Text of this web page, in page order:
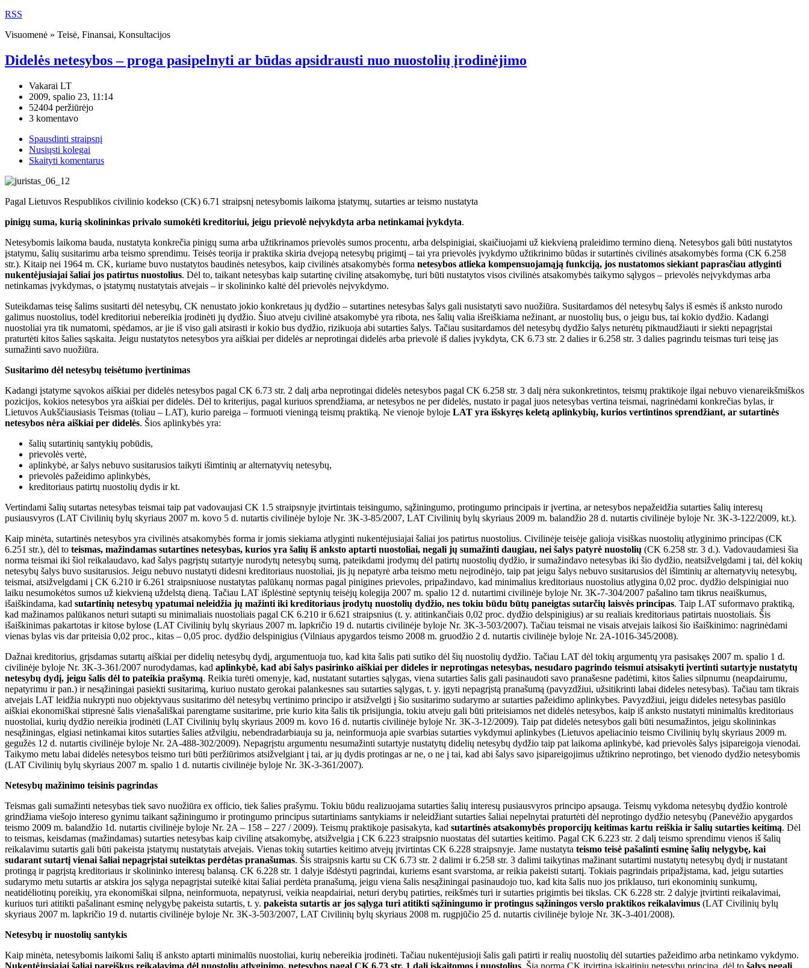
RSS
Visuomenė » Teisė, Finansai, Konsultacijos
Didelės netesybos – proga pasipelnyti ar būdas apsidrausti nuo nuostolių įrodinėjimo
Vakarai LT
2009, spalio 23, 11:14
52404 peržiūrėjo
3 komentavo
Spausdinti straipsnį
Nusiųsti kolegai
Skaityti komentarus
Pagal Lietuvos Respublikos civilinio kodekso (CK) 6.71 straipsnį netesybomis laikoma įstatymų, sutarties ar teismo nustatyta
pinigų suma, kurią skolininkas privalo sumokėti kreditoriui, jeigu prievolė neįvykdyta arba netinkamai įvykdyta.
Netesybomis laikoma bauda, nustatyta konkrečia pinigų suma arba užtikrinamos prievolės sumos procentu, arba delspinigiai, skaičiuojami už kiekvieną praleidimo termino dieną. Netesybos gali būti nustatytos
įstatymu, šalių susitarimu arba teismo sprendimu. Teisės teorija ir praktika skiria dvejopą netesybų prigimtį – tai yra prievolės įvykdymo užtikrinimo būdas ir sutartinės civilinės atsakomybės forma (CK 6.258
str.). Kitaip nei 1964 m. CK, kuriame buvo nustatytos baudinės netesybos, kaip civilinės atsakomybės forma netesybos atlieka kompensuojamąją funkciją, jos nustatomos siekiant paprasčiau atlyginti
nukentėjusiajai šaliai jos patirtus nuostolius. Dėl to, taikant netesybas kaip sutartinę civilinę atsakomybę, turi būti nustatytos visos civilinės atsakomybės taikymo sąlygos – prievolės neįvykdymas arba
netinkamas įvykdymas, o įstatymų nustatytais atvejais – ir skolininko kaltė dėl prievolės neįvykdymo.
Suteikdamas teisę šalims susitarti dėl netesybų, CK nenustato jokio konkretaus jų dydžio – sutartines netesybas šalys gali nusistatyti savo nuožiūra. Susitardamos dėl netesybų šalys iš esmės iš anksto nurodo
galimus nuostolius, todėl kreditoriui nebereikia įrodinėti jų dydžio. Šiuo atveju civilinė atsakomybė yra ribota, nes šalių valia išreiškiama nežinant, ar nuostolių bus, o jeigu bus, tai kokio dydžio. Kadangi
nuostoliai yra tik numatomi, spėdamos, ar jie iš viso gali atsirasti ir kokio bus dydžio, rizikuoja abi sutarties šalys. Tačiau susitardamos dėl netesybų dydžio šalys neturėtų piktnaudžiauti ir siekti nepagrįstai
praturtėti kitos šalies sąskaita. Jeigu nustatytos netesybos yra aiškiai per didelės ar neprotingai didelės arba prievolė iš dalies įvykdyta, CK 6.73 str. 2 dalies ir 6.258 str. 3 dalies pagrindu teismas turi teisę jas
sumažinti savo nuožiūra.
Susitarimo dėl netesybų teisėtumo įvertinimas
Kadangi įstatyme sąvokos aiškiai per didelės netesybos pagal CK 6.73 str. 2 dalį arba neprotingai didelės netesybos pagal CK 6.258 str. 3 dalį nėra sukonkretintos, teismų praktikoje ilgai nebuvo vienareikšmiškos
pozicijos, kokios netesybos yra aiškiai per didelės. Dėl to kriterijus, pagal kuriuos sprendžiama, ar netesybos ne per didelės, nustato ir pagal juos netesybas vertina teismai, nagrinėdami konkrečias bylas, ir
Lietuvos Aukščiausiasis Teismas (toliau – LAT), kurio pareiga – formuoti vieningą teismų praktiką. Ne vienoje byloje LAT yra išskyręs keletą aplinkybių, kurios vertintinos sprendžiant, ar sutartinės
netesybos nėra aiškiai per didelės. Šios aplinkybės yra:
šalių sutartinių santykių pobūdis,
prievolės vertė,
aplinkybė, ar šalys nebuvo susitarusios taikyti išimtinių ar alternatyvių netesybų,
prievolės pažeidimo aplinkybės,
kreditoriaus patirtų nuostolių dydis ir kt.
Vertindami šalių sutartas netesybas teismai taip pat vadovaujasi CK 1.5 straipsnyje įtvirtintais teisingumo, sąžiningumo, protingumo principais ir įvertina, ar netesybos nepažeidžia sutarties šalių interesų
pusiausvyros (LAT Civilinių bylų skyriaus 2007 m. kovo 5 d. nutartis civilinėje byloje Nr. 3K-3-85/2007, LAT Civilinių bylų skyriaus 2009 m. balandžio 28 d. nutartis civilinėje byloje Nr. 3K-3-122/2009, kt.).
Kaip minėta, sutartinės netesybos yra civilinės atsakomybės forma ir jomis siekiama atlyginti nukentėjusiajai šaliai jos patirtus nuostolius. Civilinėje teisėje galioja visiškas nuostolių atlyginimo principas (CK
6.251 str.), dėl to teismas, mažindamas sutartines netesybas, kurios yra šalių iš anksto aptarti nuostoliai, negali jų sumažinti daugiau, nei šalys patyrė nuostolių (CK 6.258 str. 3 d.). Vadovaudamiesi šia
norma teismai iki šiol reikalaudavo, kad šalys pagrįstų sutartyje nurodytų netesybų sumą, pateikdami įrodymų dėl patirtų nuostolių dydžio, ir sumažindavo netesybas iki šio dydžio, neatsižvelgdami į tai, dėl kokių
netesybų šalys buvo susitarusios. Jeigu nebuvo nustatyti didesni kreditoriaus nuostoliai, jis jų nepatyrė arba teismo metu neįrodinėjo, taip pat jeigu šalys nebuvo susitarusios dėl išimtinių ar alternatyvių netesybų,
teismai, atsižvelgdami į CK 6.210 ir 6.261 straipsniuose nustatytas palūkanų normas pagal pinigines prievoles, pripažindavo, kad minimalius kreditoriaus nuostolius atlygina 0,02 proc. dydžio delspinigiai nuo
laiku nesumokėtos sumos už kiekvieną uždelstą dieną. Tačiau LAT išplėstinė septynių teisėjų kolegija 2007 m. spalio 12 d. nutartimi civilinėje byloje Nr. 3K-7-304/2007 pašalino tam tikrus neaiškumus,
išaiškindama, kad sutartinių netesybų ypatumai neleidžia jų mažinti iki kreditoriaus įrodytų nuostolių dydžio, nes tokiu būdu būtų paneigtas sutarčių laisvės principas. Taip LAT suformavo praktiką,
kad mažinamos palūkanos neturi sutapti su minimaliais nuostoliais pagal CK 6.210 ir 6.621 straipsnius (t. y. atitinkančiais 0,02 proc. dydžio delspinigius) ar su realiais kreditoriaus patirtais nuostoliais. Šis
išaiškinimas pakartotas ir kitose bylose (LAT Civilinių bylų skyriaus 2007 m. lapkričio 19 d. nutartis civilinėje byloje Nr. 3K-3-503/2007). Tačiau teismai ne visais atvejais laikosi šio išaiškinimo: nagrinėdami
vienas bylas vis dar priteisia 0,02 proc., kitas – 0,05 proc. dydžio delspinigius (Vilniaus apygardos teismo 2008 m. gruodžio 2 d. nutartis civilinėje byloje Nr. 2A-1016-345/2008).
Dažnai kreditorius, grįsdamas sutartų aiškiai per didelių netesybų dydį, argumentuoja tuo, kad kita šalis pati sutiko dėl šių nuostolių dydžio. Tačiau LAT dėl tokių argumentų yra pasisakęs 2007 m. spalio 1 d.
civilinėje byloje Nr. 3K-3-361/2007 nurodydamas, kad aplinkybė, kad abi šalys pasirinko aiškiai per dideles ir neprotingas netesybas, nesudaro pagrindo teismui atsisakyti įvertinti sutartyje nustatytų
netesybų dydį, jeigu šalis dėl to pateikia prašymą. Reikia turėti omenyje, kad, nustatant sutarties sąlygas, viena sutarties šalis gali pasinaudoti savo pranašesne padėtimi, kitos šalies silpnumu (neapdairumu,
nepatyrimu ir pan.) ir nesąžiningai pasiekti susitarimą, kuriuo nustato gerokai palankesnes sau sutarties sąlygas, t. y. įgyti nepagrįstą pranašumą (pavyzdžiui, užsitikrinti labai dideles netesybas). Tačiau tam tikrais
atvejais LAT leidžia nukrypti nuo objektyvaus susitarimo dėl netesybų vertinimo principo ir atsižvelgti į šio susitarimo sudarymo ar sutarties pažeidimo aplinkybes. Pavyzdžiui, jeigu dideles netesybas pasiūlo
aiškiai ekonomiškai stipresnė šalis vienašališkai parengtame susitarime, prie kurio kita šalis tik prisijungia, tokiu atveju gali būti priteisiamos net didelės netesybos, kaip iš anksto nustatyti minimalūs kreditoriaus
nuostoliai, kurių dydžio nereikia įrodinėti (LAT Civilinių bylų skyriaus 2009 m. kovo 16 d. nutartis civilinėje byloje Nr. 3K-3-12/2009). Taip pat didelės netesybos gali būti nesumažintos, jeigu skolininkas
nesąžiningas, elgiasi netinkamai kitos sutarties šalies atžvilgiu, nebendradarbiauja su ja, neinformuoja apie svarbias sutarties vykdymui aplinkybes (Lietuvos apeliacinio teismo Civilinių bylų skyriaus 2009 m.
gegužės 12 d. nutartis civilinėje byloje Nr. 2A-488-302/2009). Nepagrįstu argumentu nesumažinti sutartyje nustatytų didelių netesybų dydžio taip pat laikoma aplinkybė, kad prievolės šalys įsipareigoja vienodai.
Taikymo metu labai didelės netesybos teismo turi būti peržiūrimos atsižvelgiant į tai, ar jų dydis protingas ar ne, o ne į tai, kad abi šalys savo įsipareigojimus užtikrino neprotingo, bet vienodo dydžio netesybomis
(LAT Civilinių bylų skyriaus 2007 m. spalio 1 d. nutartis civilinėje byloje Nr. 3K-3-361/2007).
Netesybų mažinimo teisinis pagrindas
Teismas gali sumažinti netesybas tiek savo nuožiūra ex officio, tiek šalies prašymu. Tokiu būdu realizuojama sutarties šalių interesų pusiausvyros principo apsauga. Teismų vykdoma netesybų dydžio kontrolė
grindžiama viešojo intereso gynimu taikant sąžiningumo ir protingumo principus sutartiniams santykiams ir neleidžiant sutarties šaliai nepelnytai praturtėti dėl neprotingo dydžio netesybų (Panevėžio apygardos
teismo 2009 m. balandžio 1d. nutartis civilinėje byloje Nr. 2A – 158 – 227 / 2009). Teismų praktikoje pasisakyta, kad sutartinės atsakomybės proporcijų keitimas kartu reiškia ir šalių sutarties keitimą. Dėl
to teismas, keisdamas (mažindamas) sutarties netesybas kaip civilinę atsakomybę, atsižvelgia į CK 6.223 straipsnio nuostatas dėl sutarties keitimo. Pagal CK 6.223 str. 2 dalį teismo sprendimu vienos iš šalių
reikalavimu sutartis gali būti pakeista įstatymų nustatytais atvejais. Vienas tokių sutarties keitimo atvejų įtvirtintas CK 6.228 straipsnyje. Jame nustatyta teismo teisė pašalinti esminę šalių nelygybę, kai
sudarant sutartį vienai šaliai nepagrįstai suteiktas perdėtas pranašumas. Šis straipsnis kartu su CK 6.73 str. 2 dalimi ir 6.258 str. 3 dalimi taikytinas mažinant sutartimi nustatytų netesybų dydį ir nustatant
protingą ir pagrįstą kreditoriaus ir skolininko interesų balansą. CK 6.228 str. 1 dalyje išdėstyti pagrindai, kuriems esant svarstoma, ar reikia pakeisti sutartį. Tokiais pagrindais pripažįstama, kad, jeigu sutarties
sudarymo metu sutartis ar atskira jos sąlyga nepagrįstai suteikė kitai šaliai perdėta pranašumą, jeigu viena šalis nesąžiningai pasinaudojo tuo, kad kita šalis nuo jos priklauso, turi ekonominių sunkumų,
neatidėliotinų poreikių, yra ekonomiškai silpna, neinformuota, nepatyrusi, veikia neapdairiai, neturi derybų patirties, reikšmės turi ir sutarties prigimtis bei tikslas. CK 6.228 str. 2 dalyje įtvirtinti reikalavimai,
kuriuos turi atitikti pašalinant esminę nelygybę pakeista sutartis, t. y. pakeista sutartis ar jos sąlyga turi atitikti sąžiningumo ir protingus sąžiningos verslo praktikos reikalavimus (LAT Civilinių bylų
skyriaus 2007 m. lapkričio 19 d. nutartis civilinėje byloje Nr. 3K-3-503/2007, LAT Civilinių bylų skyriaus 2008 m. rugpjūčio 25 d. nutartis civilinėje byloje Nr. 3K-3-401/2008).
Netesybų ir nuostolių santykis
Kaip minėta, netesybomis laikomi šalių iš anksto aptarti minimalūs nuostoliai, kurių nebereikia įrodinėti. Tačiau nukentėjusioji šalis gali patirti ir realių nuostolių dėl sutarties pažeidimo arba netinkamo vykdymo.